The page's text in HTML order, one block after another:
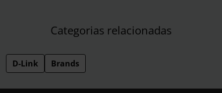
Categorias relacionadas
D-Link Brands